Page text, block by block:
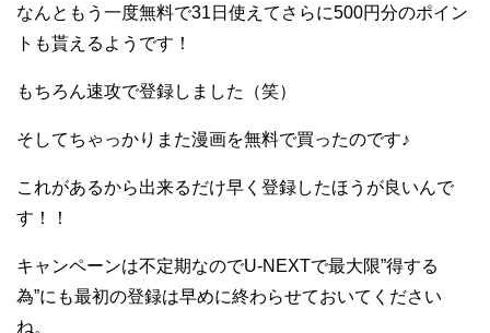
なんともう一度無料で31日使えてさらに500円分のポイン
トも貰えるようです！
もちろん速攻で登録しました（笑）
そしてちゃっかりまた漫画を無料で買ったのです♪
これがあるから出来るだけ早く登録したほうが良いんで
す！！
キャンペーンは不定期なのでU-NEXTで最大限”得する
為”にも最初の登録は早めに終わらせておいてください
ね。